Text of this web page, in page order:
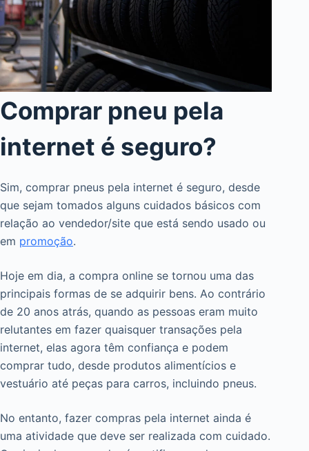
Comprar pneu pela
internet é seguro?
Sim, comprar pneus pela internet é seguro, desde
que sejam tomados alguns cuidados básicos com
relação ao vendedor/site que está sendo usado ou
em promoção.
Hoje em dia, a compra online se tornou uma das
principais formas de se adquirir bens. Ao contrário
de 20 anos atrás, quando as pessoas eram muito
relutantes em fazer quaisquer transações pela
internet, elas agora têm confiança e podem
comprar tudo, desde produtos alimentícios e
vestuário até peças para carros, incluindo pneus.
No entanto, fazer compras pela internet ainda é
uma atividade que deve ser realizada com cuidado.